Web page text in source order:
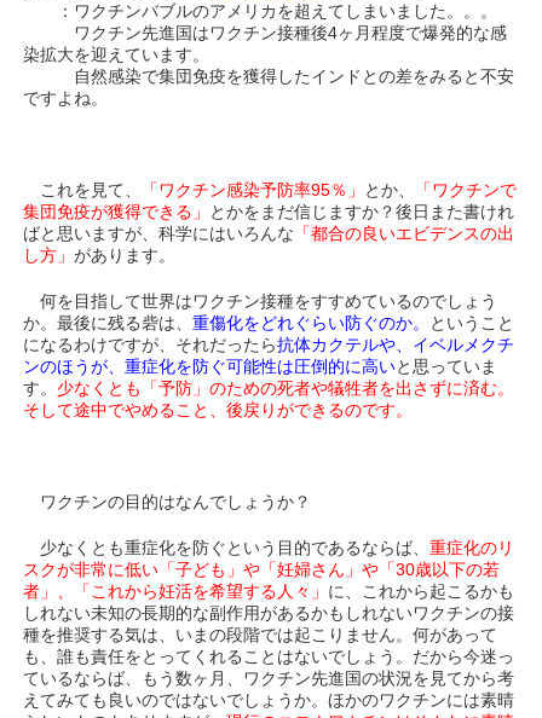
：ワクチンバブルのアメリカを超えてしまいました。。。
ワクチン先進国はワクチン接種後4ヶ月程度で爆発的な感
染拡大を迎えています。
自然感染で集団免疫を獲得したインドとの差をみると不安
ですよね。
これを見て、 「ワクチン感染予防率95％」 とか、
「ワクチンで
集団免疫が獲得できる」 とかをまだ信じますか？後日また書けれ
ばと思いますが、科学にはいろんな 「都合の良いエビデンスの出
し方」があります。
何を目指して世界はワクチン接種をすすめているのでしょう
か。最後に残る砦は、重傷化をどれぐらい防ぐのか。 ということ
になるわけですが、それだったら抗体カクテルや、イベルメクチ
ンのほうが、重症化を防ぐ可能性は圧倒的に高いと思っていま
す。 少なくとも「予防」のための死者や犠牲者を出さずに済む。
そして途中でやめること、後戻りができるのです。
ワクチンの目的はなんでしょうか？
少なくとも重症化を防ぐという目的であるならば、重症化のリ
スクが非常に低い「子ども」や「妊婦さん」や「30歳以下の若
者」、「これから妊活を希望する人々」 に、これから起こるかも
しれない未知の長期的な副作用があるかもしれないワクチンの接
種を推奨する気は、いまの段階では起こりません。何があって
も、誰も責任をとってくれることはないでしょう。だから今迷っ
ているならば、もう数ヶ月、ワクチン先進国の状況を見てから考
えてみても良いのではないでしょうか。ほかのワクチンには素晴